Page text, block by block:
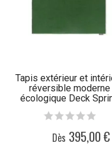
Tapis extérieur et
réversible moderne
écologique Deck
Dès 395,00 €